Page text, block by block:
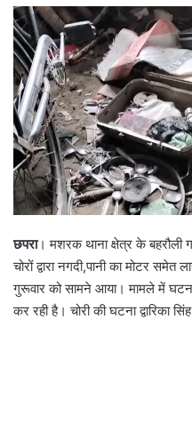
छपरा। मशरक थाना क्षेत्र के बहरौली
चोरों द्वारा नगदी,पानी का मोटर
गुरूवार को सामने आया। मामले में
कर रही है। चोरी की घटना द्वारिका